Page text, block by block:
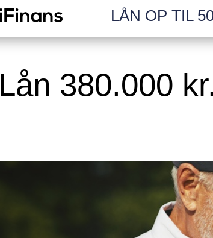
LÅN OP TIL
Lån 380.000